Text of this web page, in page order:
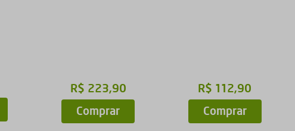
R$ 223,90
Comprar
R$ 112,90
Comprar